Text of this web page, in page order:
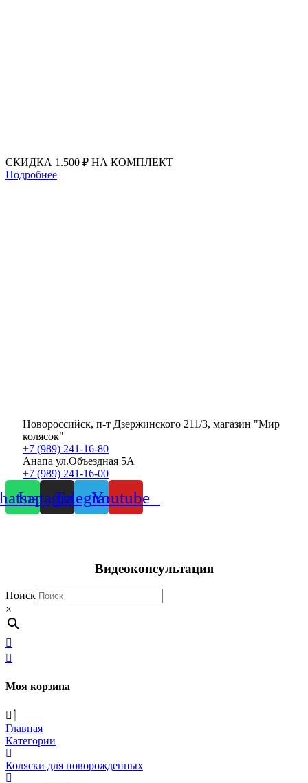
СКИДКА 1.500 ₽ НА КОМПЛЕКТ
Подробнее
Новороссийск, п-т Дзержинского 211/3, магазин "Мир
колясок"
+7 (989) 241-16-80
Анапа ул.Объездная 5А
+7 (989) 241-16-00
InstagramTelegramYoutube
Видеоконсультация
Поиск
×
Моя корзина
Главная
Категории
Коляски для новорожденных